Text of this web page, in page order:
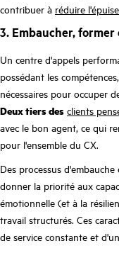
contribuer à réduire
3. Embaucher,
Un centre d'appels
possédant les
nécessaires pour occuper
Deux tiers des clients
avec le bon agent, ce qui
pour l'ensemble du CX.
Des processus
donner la priorité aux
émotionnelle (et à la
travail structurés. Ces
de service constante et